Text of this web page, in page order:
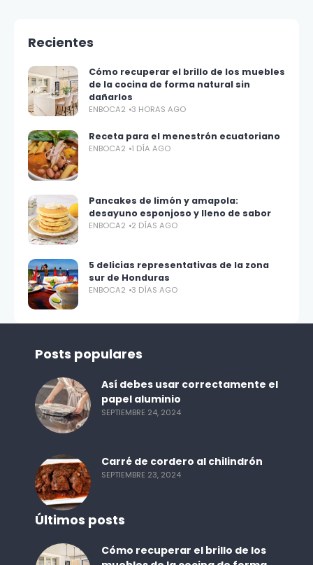
Recientes
Cómo recuperar el brillo de los muebles
de la cocina de forma natural sin
dañarlos
ENBOCA2 3 HORAS AGO
Receta para el menestrón ecuatoriano
ENBOCA2 1 DÍA AGO
Pancakes de limón y amapola:
desayuno esponjoso y lleno de sabor
ENBOCA2 2 DÍAS AGO
5 delicias representativas de la zona
sur de Honduras
ENBOCA2 3 DÍAS AGO
Posts populares
Así debes usar correctamente el
papel aluminio
SEPTIEMBRE 24, 2024
Carré de cordero al chilindrón
SEPTIEMBRE 23, 2024
Últimos posts
Cómo recuperar el brillo de los